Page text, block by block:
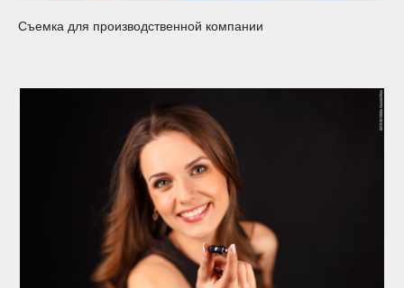
Съемка для производственной компании